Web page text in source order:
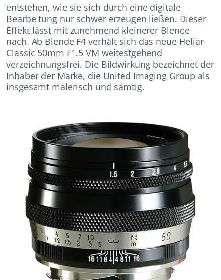
entstehen, wie sie sich durch eine digitale
Bearbeitung nur schwer erzeugen ließen. Dieser
Effekt lässt mit zunehmend kleinerer Blende
nach. Ab Blende F4 verhält sich das neue Heliar
Classic 50mm F1.5 VM weitestgehend
verzeichnungsfrei. Die Bildwirkung bezeichnet der
Inhaber der Marke, die United Imaging Group als
insgesamt malerisch und samtig.